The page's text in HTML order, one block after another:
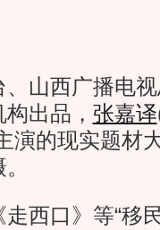
山西广播电视
出品， 张嘉译
演的现实题材
口》等“移